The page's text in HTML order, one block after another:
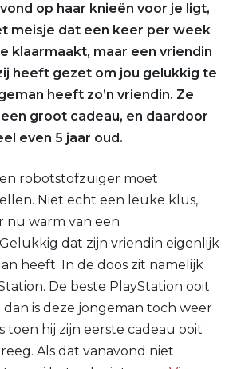
op haar knieën voor je ligt,
meisje dat een keer per week
klaarmaakt, maar een vriendin
heeft gezet om jou gelukkig te
heeft zo’n vriendin. Ze
groot cadeau, en daardoor
even 5 jaar oud.
robotstofzuiger moet
Niet echt een leuke klus,
nu warm van een
dat zijn vriendin eigenlijk
heeft. In de doos zit namelijk
De beste PlayStation ooit
dan is deze jongeman toch weer
toen hij zijn eerste cadeau ooit
Als dat vanavond niet